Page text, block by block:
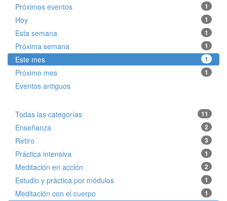
Próximos eventos 1
Hoy 1
Esta semana 1
Próxima semana 1
Este mes 1
Próximo mes 1
Eventos antiguos
Todas las categorías 11
Enseñanza 2
Retiro 3
Práctica intensiva 1
Meditación en acción 2
Estudio y práctica por módulos 1
Meditación con el cuerpo 1